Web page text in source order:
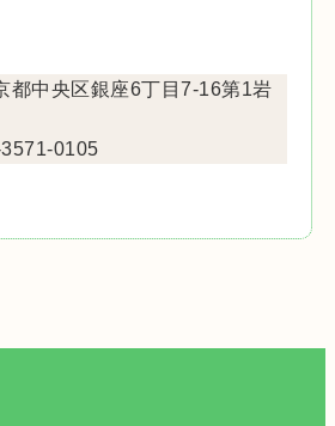
中央区銀座6丁目7-16第1岩
0105